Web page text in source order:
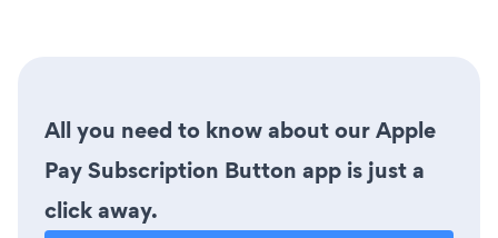
All you need to know about our Apple
Pay Subscription Button app is just a
click away.